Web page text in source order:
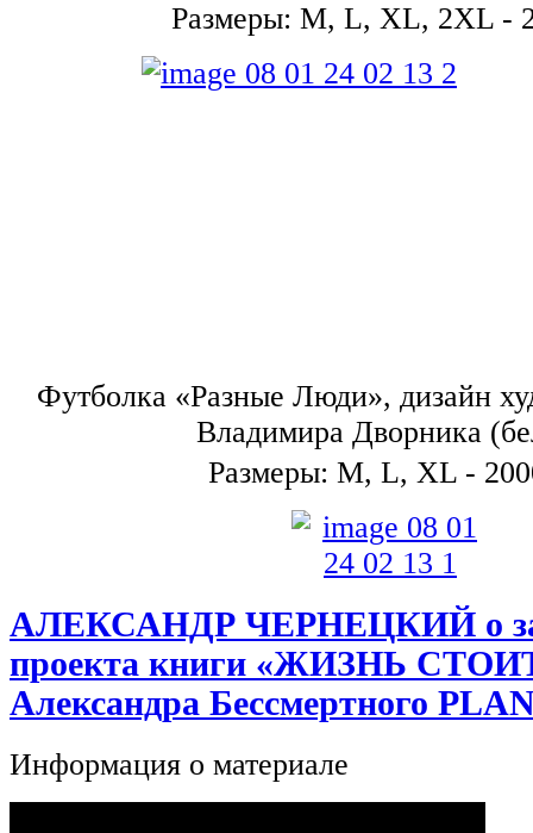
Размеры: M, L, XL, 2XL -
Футболка «Разные Люди», дизайн
Владимира Дворника
Размеры: M, L, XL -
АЛЕКСАНДР ЧЕРНЕЦКИЙ о
проекта книги «ЖИЗНЬ
Александра Бессмертного
Информация о материале